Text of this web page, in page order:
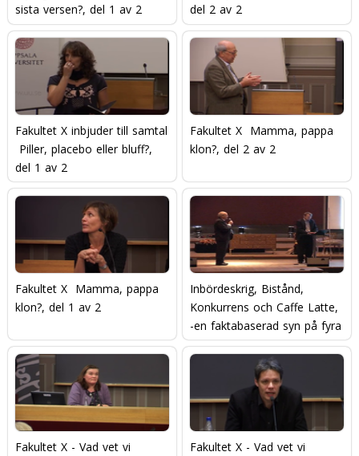
sista versen?, del 1 av 2
del 2 av 2
Fakultet X inbjuder till samtal
 Piller, placebo eller bluff?,
del 1 av 2
Fakultet X  Mamma, pappa 
klon?, del 2 av 2
Fakultet X  Mamma, pappa 
klon?, del 1 av 2
Inbördeskrig, Bistånd,
Konkurrens och Caffe Latte,
-en faktabaserad syn på fyra
sorters länder! - Diskussion
Fakultet X - Vad vet vi
Fakultet X - Vad vet vi